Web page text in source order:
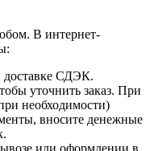
В интернет-
доставке СДЭК.
уточнить заказ. При
необходимости)
вносите денежные